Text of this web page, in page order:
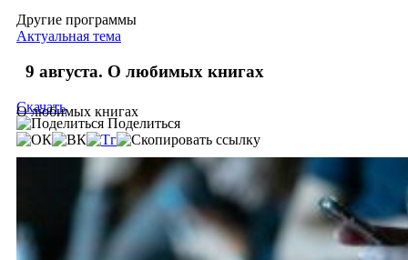
Другие программы
Актуальная тема
9 августа. О любимых книгах
О любимых книгах
Скачать
Поделиться